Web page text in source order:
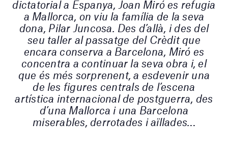
dictatorial a Espanya, Joan Miró es refugia
a Mallorca, on viu la família de la seva
dona, Pilar Juncosa. Des d’allà, i des del
seu taller al passatge del Crèdit que
encara conserva a Barcelona, Miró es
concentra a continuar la seva obra i, el
que és més sorprenent, a esdevenir una
de les figures centrals de l’escena
artística internacional de postguerra, des
d’una Mallorca i una Barcelona
miserables, derrotades i aïllades...